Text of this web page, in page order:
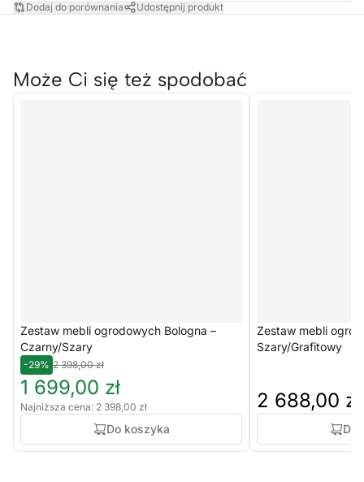
Dodaj do porównania Udostępnij produkt
Może Ci się też spodobać
Zestaw mebli ogrodowych Bologna –
Czarny/Szary
-29% 2 398,00 zł
1 699,00 zł
Najniższa cena: 2 398,00 zł
Do koszyka
Zestaw mebli
Szary/Grafitowy
2 688,00 zł
Do